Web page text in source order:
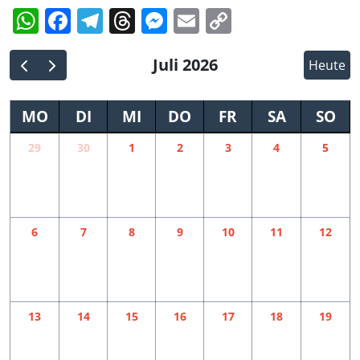
WhatsApp
Facebook
Telegram
Threads
Messenger
Email
Juli 2026 Heute
MO DI MI DO FR SA SO
29 30 1 2 3 4 5
6 7 8 9 10 11 12
13 14 15 16 17 18 19